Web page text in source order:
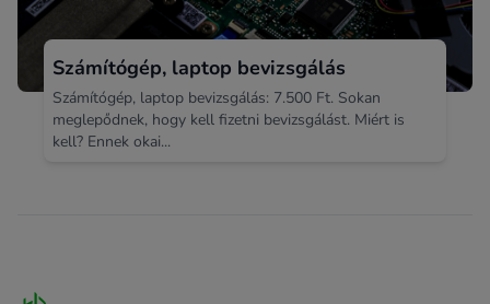
Számítógép, laptop bevizsgálás
Számítógép, laptop bevizsgálás: 7.500 Ft. Sokan
meglepődnek, hogy kell fizetni bevizsgálást. Miért is
kell? Ennek okai...